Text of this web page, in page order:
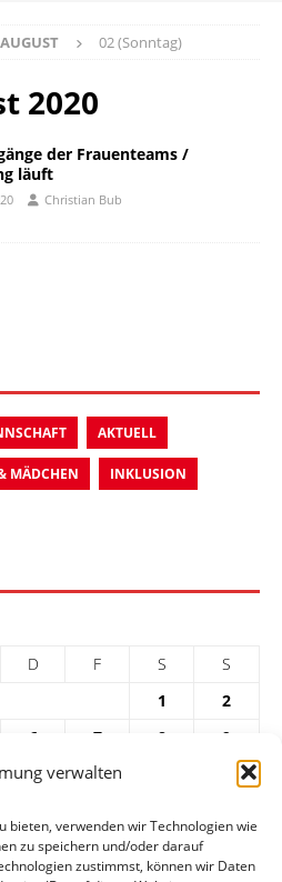
verwalten
bieten, verwenden wir Technologien wie
zu speichern und/oder darauf
zustimmst, können wir Daten
AUGUST 02 (Sonntag)
2020
der Frauenteams /
läuft
Christian Bub
AKTUELL
MÄDCHEN INKLUSION
D F S
S
1
2
6 7 8
9
13 14
27 28 29